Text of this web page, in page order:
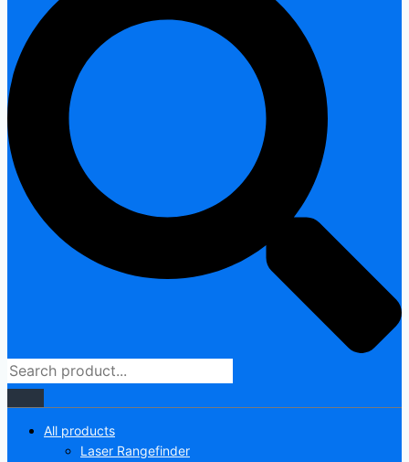
All products
Laser Rangefinder